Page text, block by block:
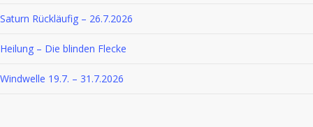
Saturn Rückläufig – 26.7.2026
Heilung – Die blinden Flecke
Windwelle 19.7. – 31.7.2026